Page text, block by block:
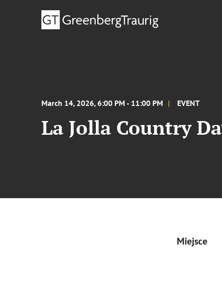
March 14, 2026, 6:00 PM - 11:00 PM EVENT
La Jolla Country
Miejsce